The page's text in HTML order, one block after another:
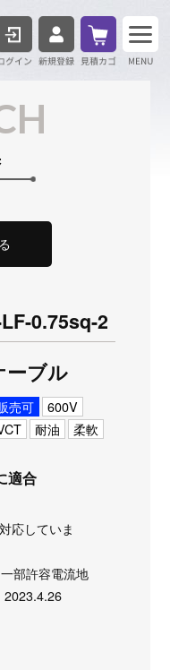
ログイン 見積
0.75sq-2
ーブル
売可
600V
耐油
柔軟
適合
応していま
部許容電流地